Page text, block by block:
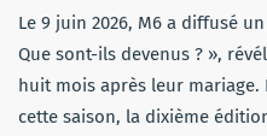
Le 9 juin 2026, M6 a diffusé
Que sont-ils devenus ? »,
huit mois après leur
cette saison, la dixième